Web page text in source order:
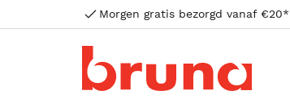
Morgen gratis bezorgd vanaf €20*